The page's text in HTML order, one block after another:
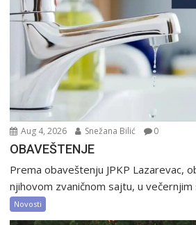
Aug 4, 2026 Snežana Bilić 0
OBAVEŠTENJE
Prema obaveštenju JPKP Lazarevac,
njihovom zvaničnom sajtu, u večernjim
Novosti